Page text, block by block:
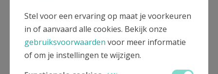
2026
Stel voor een ervaring op maat je voorkeuren
in of aanvaard alle cookies. Bekijk onze
gebruiksvoorwaarden voor meer informatie
of om je instellingen te wijzigen.